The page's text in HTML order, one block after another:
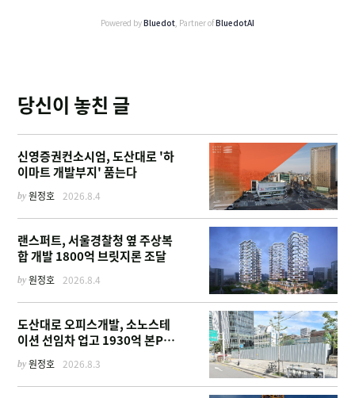
Powered byBluedot, Partner ofBluedotAI
당신이 놓친 글
신영증권컨소시엄, 도산대로 '하
이마트 개발부지' 품는다
by원정호 2026.8.4
랜스퍼트, 서울경찰청 옆 주상복
합 개발 1800억 브릿지론 조달
by원정호 2026.8.4
도산대로 오피스개발, 소노스테
이션 선임차 업고 1930억 본PF
확보
by원정호 2026.8.3